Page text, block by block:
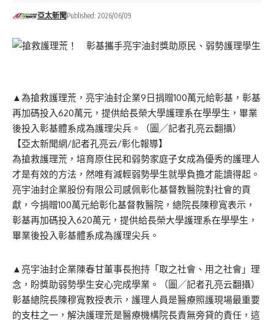
亞太新聞 Published: 2026/06/09
▲為搶救護理荒，亮宇油封企業9日捐贈100萬元給彰基，彰基
再加碼投入620萬元，提供給長榮大學護理系在學學生，畢業
後投入彰基體系成為護理尖兵。（圖╱記者孔亮云翻攝）
【亞太新聞網/記者孔亮云/彰化報導】
為搶救護理荒，培育原住民和弱勢家庭子女成為優秀的護理人
才是有效的方法，然唯有減輕弱勢學生就學負擔才能讀得起。
亮宇油封企業股份有限公司感佩彰化基督教醫院對社會的貢
獻，今捐贈100萬元給彰化基督教醫院，總院長陳穆寬表示，
彰基再加碼投入620萬元，提供給長榮大學護理系在學學生，
畢業後投入彰基體系成為護理尖兵。
▲亮宇油封企業陳春甘董事長抱持「取之社會、用之社會」理
念，盼獎助弱勢學生安心完成學業。（圖╱記者孔亮云翻攝）
彰基總院長陳穆寬教授表示，護理人員是醫療照護現場最重要
的支柱之一，解決護理荒是醫療機構院長責無旁貸的責任，這